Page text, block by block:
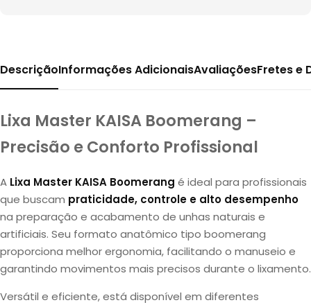
DescriçãoInformações AdicionaisAvaliaçõesFretes e
Lixa Master KAISA Boomerang –
Precisão e Conforto Profissional
A Lixa Master KAISA Boomerang é ideal para profissionais
que buscam praticidade, controle e alto desempenho
na preparação e acabamento de unhas naturais e
artificiais. Seu formato anatômico tipo boomerang
proporciona melhor ergonomia, facilitando o manuseio e
garantindo movimentos mais precisos durante o lixamento.
Versátil e eficiente, está disponível em diferentes